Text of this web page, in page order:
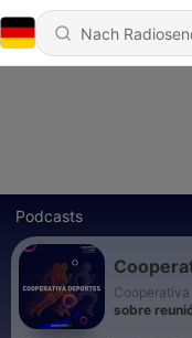
Podcasts
Cooperativa
sobre